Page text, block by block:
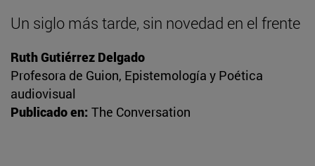
Un siglo más tarde, sin novedad en el frente
Ruth Gutiérrez Delgado
Profesora de Guion, Epistemología y Poética
audiovisual
Publicado en: The Conversation